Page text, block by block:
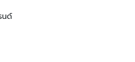
นด์